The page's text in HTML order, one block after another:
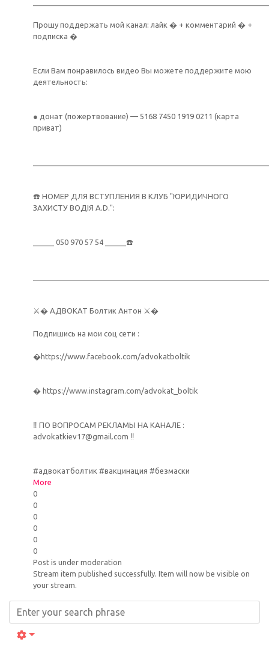
Прошу поддержать мой канал: лайк � + комментарий � +
подписка �
Если Вам понравилось видео Вы можете поддержите мою
деятельность:
● донат (пожертвование) — 5168 7450 1919 0211 (карта
приват)
☎️ НОМЕР ДЛЯ ВСТУПЛЕНИЯ В КЛУБ "ЮРИДИЧНОГО
ЗАХИСТУ ВОДІЯ A.D.":
_____ 050 970 57 54 _____☎️
⚔️� АДВОКАТ Болтик Антон ⚔️�
Подпишись на мои соц сети :
�https://www.facebook.com/advokatboltik
� https://www.instagram.com/advokat_boltik
‼️ ПО ВОПРОСАМ РЕКЛАМЫ НА КАНАЛЕ :
advokatkiev17@gmail.com ‼️
#адвокатболтик #вакцинация #безмаски
More
0
0
0
0
0
0
Post is under moderation
Stream item published successfully. Item will now be visible on
your stream.